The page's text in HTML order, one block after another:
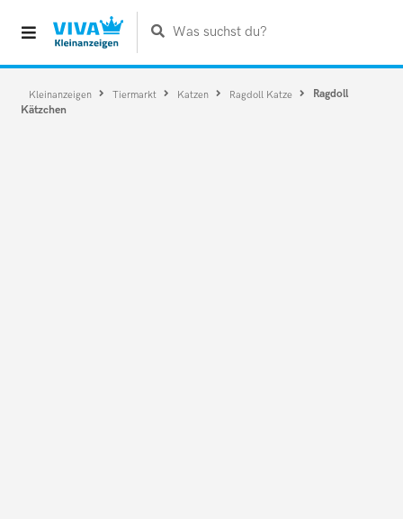
Was suchst du?
Kleinanzeigen Tiermarkt Katzen Ragdoll Katze
Ragdoll
Kätzchen